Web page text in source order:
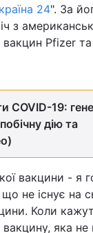
24". За
з
вакцин Pfizer
COVID-19:
дію та
вакцини - я
не існує на
Коли
вакцину, яка